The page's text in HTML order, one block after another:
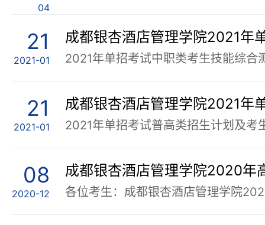
04
21
2021-01
21
2021-01
08
2020-12